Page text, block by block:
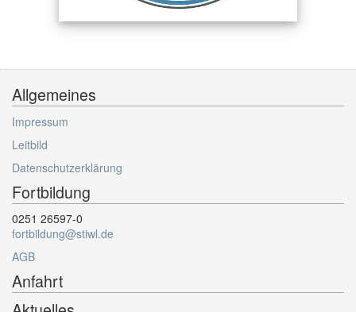
Allgemeines
Impressum
Leitbild
Datenschutzerklärung
Fortbildung
0251 26597-0
fortbildung@stiwl.de
AGB
Anfahrt